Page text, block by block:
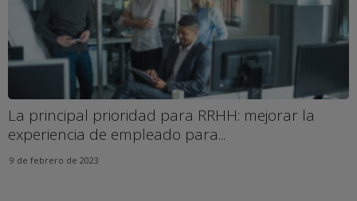
La principal prioridad para RRHH: mejorar la
experiencia de empleado para...
9 de febrero de 2023